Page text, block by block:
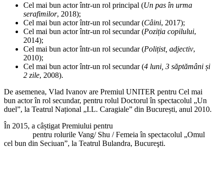
Cel mai bun actor într-un rol principal (Un pas în urma
serafimilor, 2018);
Cel mai bun actor într-un rol secundar (Câini, 2017);
Cel mai bun actor într-un rol secundar (Poziția copilului,
2014);
Cel mai bun actor într-un rol secundar (Polițist, adjectiv,
2010);
Cel mai bun actor într-un rol secundar (4 luni, 3 săptămâni și
2 zile, 2008).
De asemenea, Vlad Ivanov are Premiul UNITER pentru Cel mai
bun actor în rol secundar, pentru rolul Doctorul în spectacolul „Un
duel”, la Teatrul Național „I.L. Caragiale” din București, anul 2010.
În 2015, a câștigat Premiului pentru
pentru rolurile Vang/ Shu / Femeia în spectacolul „Omul
cel bun din Seciuan”, la Teatrul Bulandra, Bucureşti.